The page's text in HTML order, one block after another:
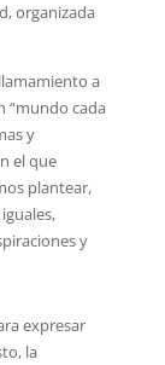
organizada
a
“mundo cada
y
el que
plantear,
y
expresar
la